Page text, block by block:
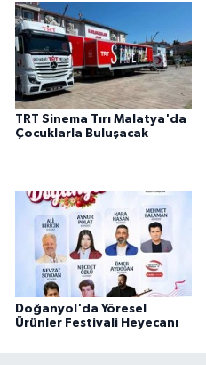
TRT Sinema Tırı Malatya'da
Çocuklarla Buluşacak
Doğanyol'da Yöresel
Ürünler Festivali Heyecanı